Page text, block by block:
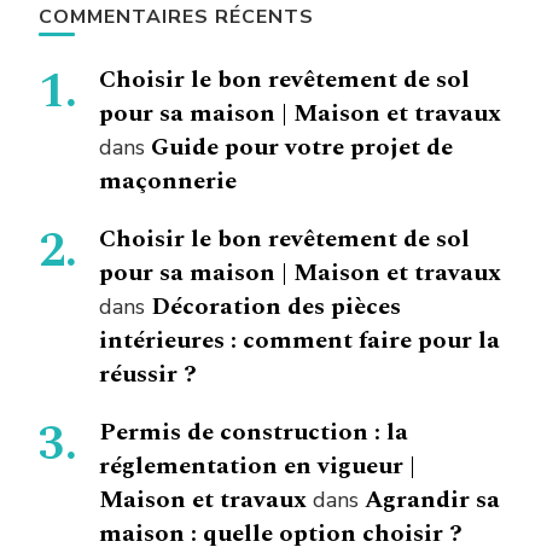
COMMENTAIRES RÉCENTS
Choisir le bon revêtement de sol
pour sa maison | Maison et travaux
dans Guide pour votre projet de
maçonnerie
Choisir le bon revêtement de sol
pour sa maison | Maison et travaux
dans Décoration des pièces
intérieures : comment faire pour la
réussir ?
Permis de construction : la
réglementation en vigueur |
Maison et travaux dans Agrandir sa
maison : quelle option choisir ?